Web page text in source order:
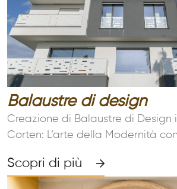
Balaustre di design
Creazione di Balaustre di Design
Corten: L’arte della Modernità
Scopri di più